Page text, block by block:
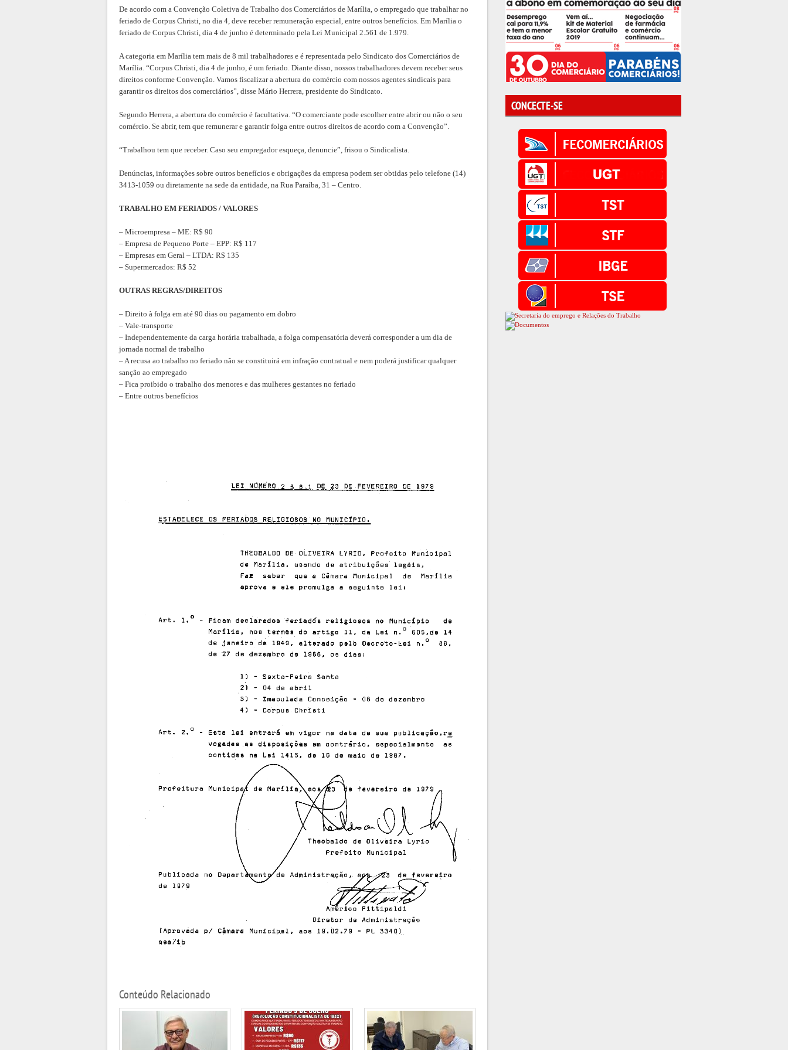
De acordo com a Convenção Coletiva de Trabalho dos Comerciários de Marília, o empregado que trabalhar no
feriado de Corpus Christi, no dia 4, deve receber remuneração especial, entre outros benefícios. Em Marília o
feriado de Corpus Christi, dia 4 de junho é determinado pela Lei Municipal 2.561 de 1.979.
A categoria em Marília tem mais de 8 mil trabalhadores e é representada pelo Sindicato dos Comerciários de
Marília. “Corpus Christi, dia 4 de junho, é um feriado. Diante disso, nossos trabalhadores devem receber seus
direitos conforme Convenção. Vamos fiscalizar a abertura do comércio com nossos agentes sindicais para
garantir os direitos dos comerciários”, disse Mário Herrera, presidente do Sindicato.
Segundo Herrera, a abertura do comércio é facultativa. “O comerciante pode escolher entre abrir ou não o seu
comércio. Se abrir, tem que remunerar e garantir folga entre outros direitos de acordo com a Convenção”.
“Trabalhou tem que receber. Caso seu empregador esqueça, denuncie”, frisou o Sindicalista.
Denúncias, informações sobre outros benefícios e obrigações da empresa podem ser obtidas pelo telefone (14)
3413-1059 ou diretamente na sede da entidade, na Rua Paraíba, 31 – Centro.
TRABALHO EM FERIADOS / VALORES
– Microempresa – ME: R$ 90
– Empresa de Pequeno Porte – EPP: R$ 117
– Empresas em Geral – LTDA: R$ 135
– Supermercados: R$ 52
OUTRAS REGRAS/DIREITOS
– Direito à folga em até 90 dias ou pagamento em dobro
– Vale-transporte
– Independentemente da carga horária trabalhada, a folga compensatória deverá corresponder a um dia de
jornada normal de trabalho
– A recusa ao trabalho no feriado não se constituirá em infração contratual e nem poderá justificar qualquer
sanção ao empregado
– Fica proibido o trabalho dos menores e das mulheres gestantes no feriado
– Entre outros benefícios
Conteúdo Relacionado
CONCECTE-SE